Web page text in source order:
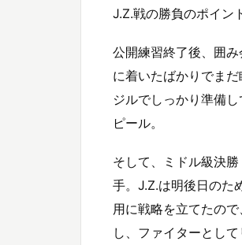
J.Z.戦の勝負のポイン
公開練習終了後、囲
に着いたばかりでま
ジルでしっかり準備
ピール。
そして、ミドル級決
手。J.Z.は明後日のた
用に戦略を立てたの
し、ファイターとし